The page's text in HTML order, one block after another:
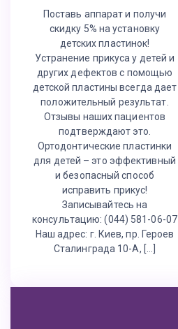
Поставь аппарат и получи
скидку 5% на установку
детских пластинок!
Устранение прикуса у детей и
других дефектов с помощью
детской пластины всегда дает
положительный результат.
Отзывы наших пациентов
подтверждают это.
Ортодонтические пластинки
для детей – это эффективный
и безопасный способ
исправить прикус!
Записывайтесь на
консультацию: (044) 581-06-07
Наш адрес: г. Киев, пр. Героев
Сталинграда 10-А, […]